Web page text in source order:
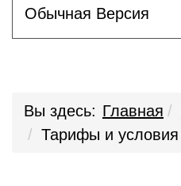
Обычная Версия
Вы здесь: Главная
Тарифы и условия